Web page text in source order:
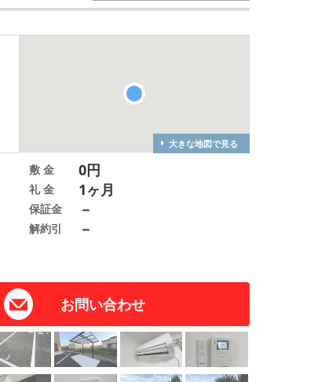
大きな地図で見る
お問い合わせ
敷 金 0円
礼 金 1ヶ月
保証金 －
解約引 －